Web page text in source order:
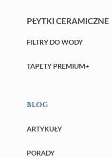
PŁYTKI CERAMICZNE
FILTRY DO WODY
TAPETY PREMIUM+
BLOG
ARTYKUŁY
PORADY